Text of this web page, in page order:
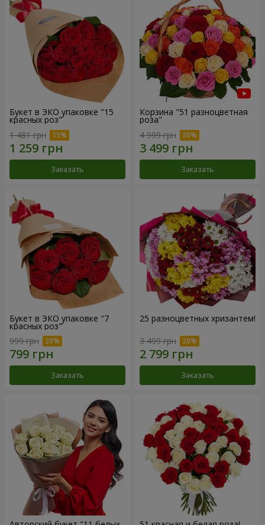
Букет в ЭКО упаковке "15
красных роз"
1 481 грн
Заказать
Корзина "51 разноцветная
роза"
4 999 грн
Заказать
Букет в ЭКО упаковке "7
красных роз"
999 грн
Заказать
25 разноцветных хризантем!
3 499 грн
Заказать